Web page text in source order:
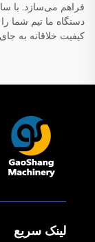
فراهم می‌سازد. با
دستگاه ما تیم شما
کیفیت خلاقانه به
لینک سریع